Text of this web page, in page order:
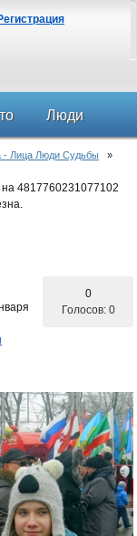
Люди
- Лица Люди Судьбы »
4817760231077102
0
Голосов: 0